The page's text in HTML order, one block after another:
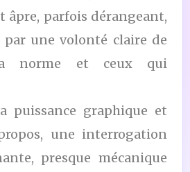
âpre, parfois dérangeant,
une volonté claire de
norme et ceux qui
puissance graphique et
une interrogation
presque mécanique